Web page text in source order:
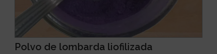
Polvo de lombarda liofilizada